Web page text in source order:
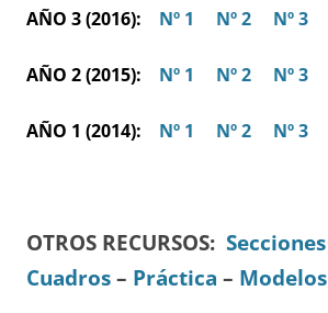
AÑO 3 (2016): Nº 1 Nº 2 Nº 3
AÑO 2 (2015): Nº 1 Nº 2 Nº 3
AÑO 1 (2014): Nº 1 Nº 2 Nº 3
OTROS RECURSOS: Secciones
Cuadros – Práctica – Modelos